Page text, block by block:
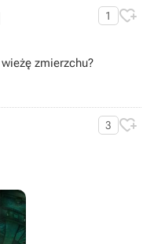
1 
zmierzchu?
3 